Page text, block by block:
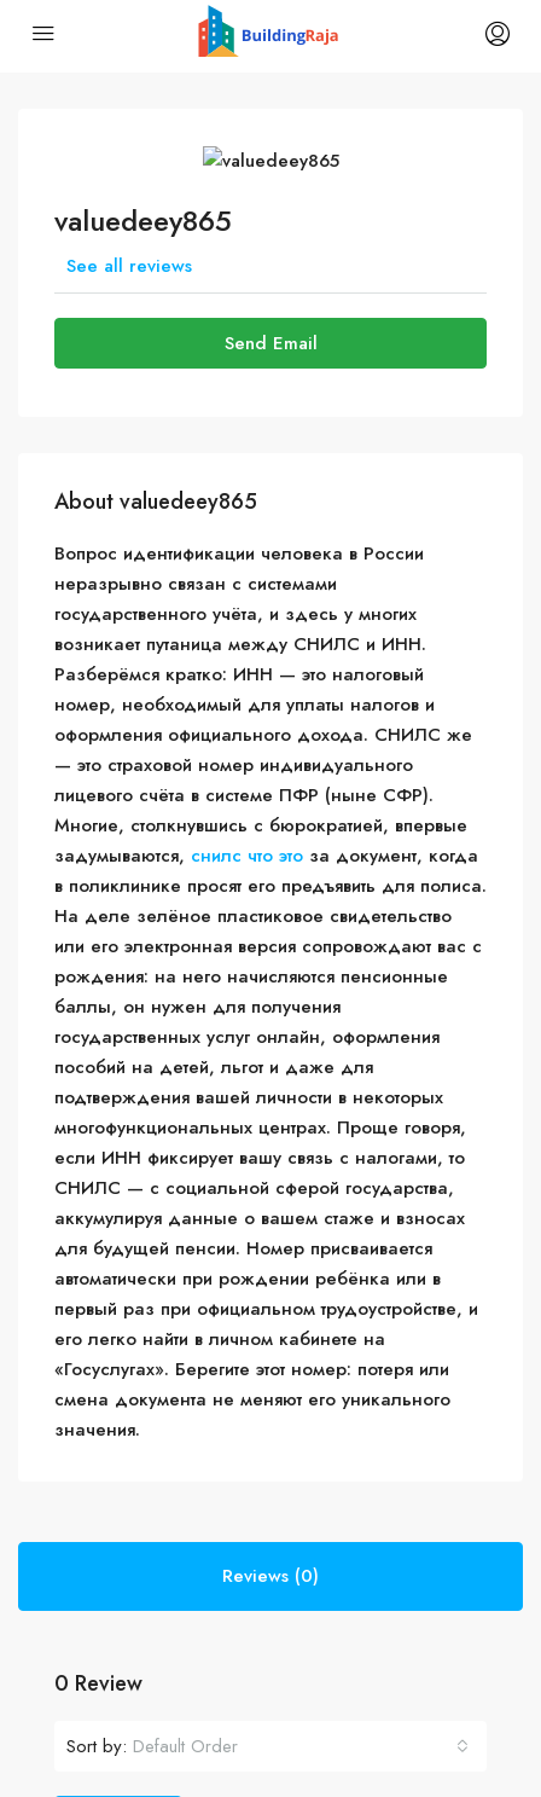
valuedeey865
See all reviews
Send Email
About valuedeey865
Вопрос идентификации человека в России
неразрывно связан с системами
государственного учёта, и здесь у многих
возникает путаница между СНИЛС и ИНН.
Разберёмся кратко: ИНН — это налоговый
номер, необходимый для уплаты налогов и
оформления официального дохода. СНИЛС же
— это страховой номер индивидуального
лицевого счёта в системе ПФР (ныне СФР).
Многие, столкнувшись с бюрократией, впервые
задумываются, снилс что это за документ, когда
в поликлинике просят его предъявить для полиса.
На деле зелёное пластиковое свидетельство
или его электронная версия сопровождают вас с
рождения: на него начисляются пенсионные
баллы, он нужен для получения
государственных услуг онлайн, оформления
пособий на детей, льгот и даже для
подтверждения вашей личности в некоторых
многофункциональных центрах. Проще говоря,
если ИНН фиксирует вашу связь с налогами, то
СНИЛС — с социальной сферой государства,
аккумулируя данные о вашем стаже и взносах
для будущей пенсии. Номер присваивается
автоматически при рождении ребёнка или в
первый раз при официальном трудоустройстве, и
его легко найти в личном кабинете на
«Госуслугах». Берегите этот номер: потеря или
смена документа не меняют его уникального
значения.
Reviews (0)
0 Review
Sort by: Default Order